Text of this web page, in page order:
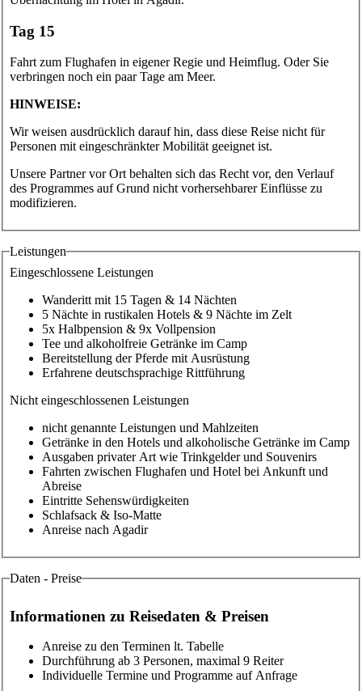
Tag 15
Fahrt zum Flughafen in eigener Regie und Heimflug. Oder Sie
verbringen noch ein paar Tage am Meer.
HINWEISE:
Wir weisen ausdrücklich darauf hin, dass diese Reise nicht für
Personen mit eingeschränkter Mobilität geeignet ist.
Unsere Partner vor Ort behalten sich das Recht vor, den Verlauf
des Programmes auf Grund nicht vorhersehbarer Einflüsse zu
modifizieren.
Leistungen
Eingeschlossene Leistungen
Wanderitt mit 15 Tagen & 14 Nächten
5 Nächte in rustikalen Hotels & 9 Nächte im Zelt
5x Halbpension & 9x Vollpension
Tee und alkoholfreie Getränke im Camp
Bereitstellung der Pferde mit Ausrüstung
Erfahrene deutschsprachige Rittführung
Nicht eingeschlossenen Leistungen
nicht genannte Leistungen und Mahlzeiten
Getränke in den Hotels und alkoholische Getränke im Camp
Ausgaben privater Art wie Trinkgelder und Souvenirs
Fahrten zwischen Flughafen und Hotel bei Ankunft und
Abreise
Eintritte Sehenswürdigkeiten
Schlafsack & Iso-Matte
Anreise nach Agadir
Daten - Preise
Informationen zu Reisedaten & Preisen
Anreise zu den Terminen lt. Tabelle
Durchführung ab 3 Personen, maximal 9 Reiter
Individuelle Termine und Programme auf Anfrage